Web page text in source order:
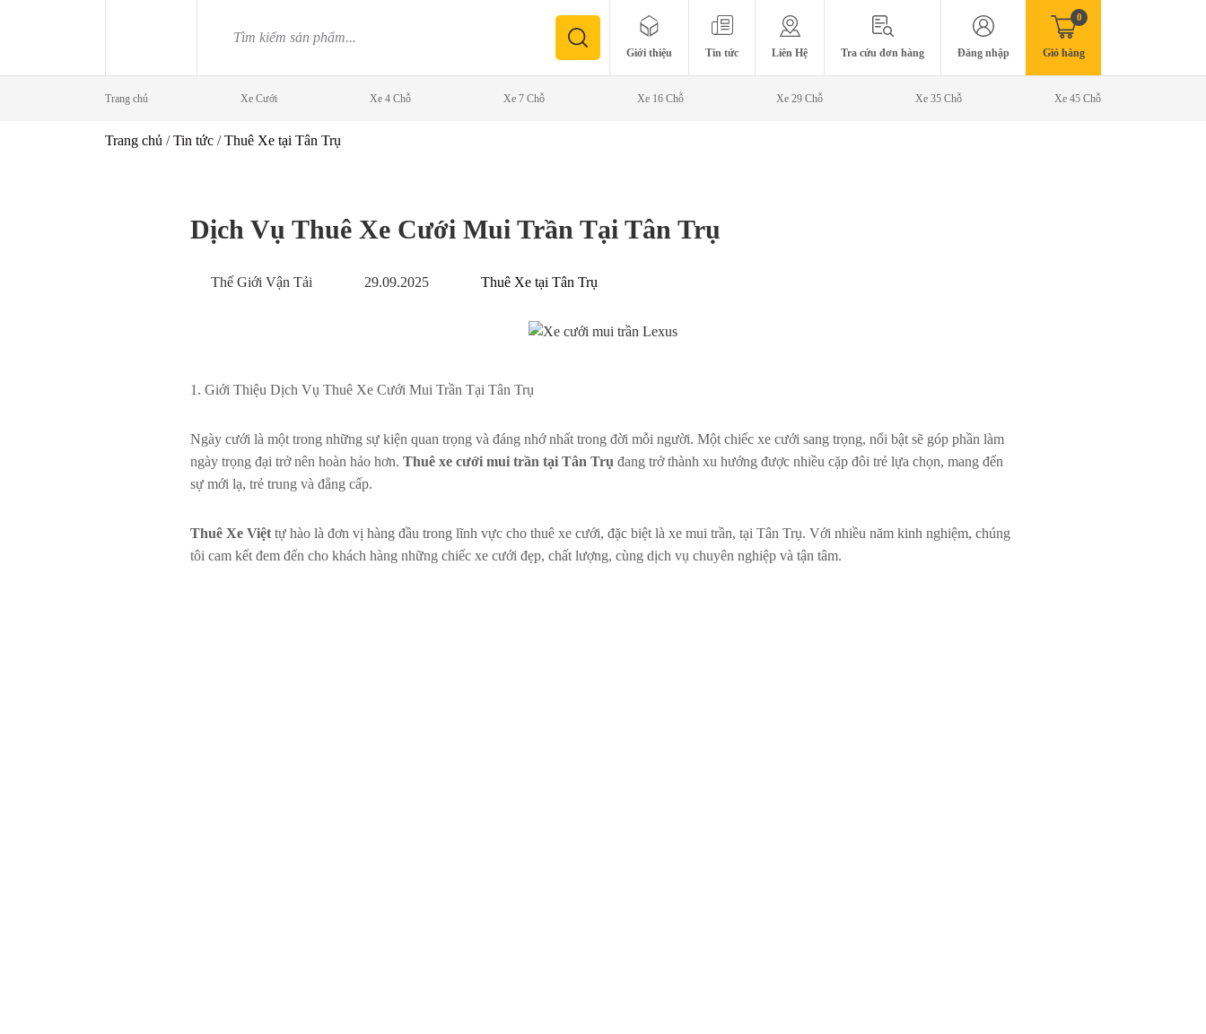
Giới thiệu Tin tức Liên Hệ Tra cứu đơn hàng Đăng nhập
0
Giỏ hàng
Trang chủ Xe Cưới Xe 4 Chỗ Xe 7 Chỗ Xe 16 Chỗ Xe 29 Chỗ Xe 35 Chỗ Xe 45 Chỗ
Trang chủ /Tin tức /Thuê Xe tại Tân Trụ
Dịch Vụ Thuê Xe Cưới Mui Trần Tại Tân Trụ
Thế Giới Vận Tải 29.09.2025 Thuê Xe tại Tân Trụ
1. Giới Thiệu Dịch Vụ Thuê Xe Cưới Mui Trần Tại Tân Trụ
Ngày cưới là một trong những sự kiện quan trọng và đáng nhớ nhất trong đời mỗi người. Một chiếc xe cưới sang trọng, nổi bật sẽ góp phần làm
ngày trọng đại trở nên hoàn hảo hơn. Thuê xe cưới mui trần tại Tân Trụ đang trở thành xu hướng được nhiều cặp đôi trẻ lựa chọn, mang đến
sự mới lạ, trẻ trung và đẳng cấp.
Thuê Xe Việt tự hào là đơn vị hàng đầu trong lĩnh vực cho thuê xe cưới, đặc biệt là xe mui trần, tại Tân Trụ. Với nhiều năm kinh nghiệm, chúng
tôi cam kết đem đến cho khách hàng những chiếc xe cưới đẹp, chất lượng, cùng dịch vụ chuyên nghiệp và tận tâm.